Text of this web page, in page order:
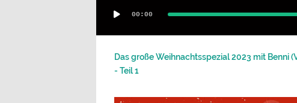
Player
00:00
Das große Weihnachtsspezial 2023 mit Benni
- Teil 1